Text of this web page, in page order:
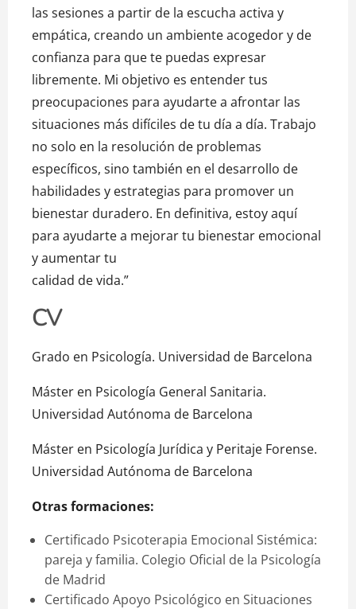
las sesiones a partir de la escucha activa y
empática, creando un ambiente acogedor y de
confianza para que te puedas expresar
libremente. Mi objetivo es entender tus
preocupaciones para ayudarte a afrontar las
situaciones más difíciles de tu día a día. Trabajo
no solo en la resolución de problemas
específicos, sino también en el desarrollo de
habilidades y estrategias para promover un
bienestar duradero. En definitiva, estoy aquí
para ayudarte a mejorar tu bienestar emocional
y aumentar tu
calidad de vida.”
CV
Grado en Psicología. Universidad de Barcelona
Máster en Psicología General Sanitaria.
Universidad Autónoma de Barcelona
Máster en Psicología Jurídica y Peritaje Forense.
Universidad Autónoma de Barcelona
Otras formaciones:
Certificado Psicoterapia Emocional Sistémica:
pareja y familia. Colegio Oficial de la Psicología
de Madrid
Certificado Apoyo Psicológico en Situaciones